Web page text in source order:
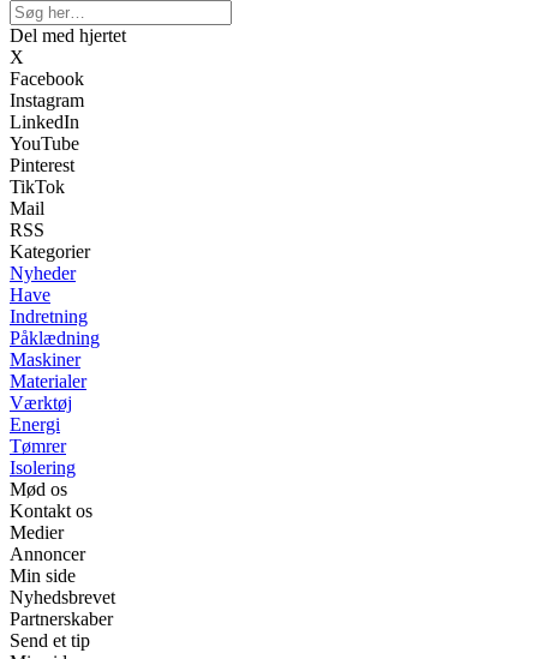
Del med hjertet
X
Facebook
Instagram
LinkedIn
YouTube
Pinterest
TikTok
Mail
RSS
Kategorier
Nyheder
Have
Indretning
Påklædning
Maskiner
Materialer
Værktøj
Energi
Tømrer
Isolering
Mød os
Kontakt os
Medier
Annoncer
Min side
Nyhedsbrevet
Partnerskaber
Send et tip